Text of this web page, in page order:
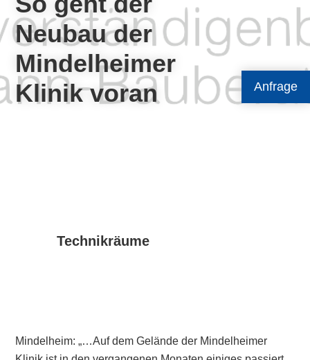
Anfrage
Neubau der
Mindelheimer
Klinik voran
Technikräume
Mindelheim: „…Auf dem Gelände der Mindelheimer